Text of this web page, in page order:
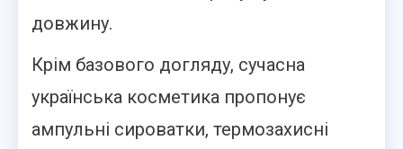
довжину.
Крім базового догляду, сучасна
українська косметика пропонує
ампульні сироватки, термозахисні